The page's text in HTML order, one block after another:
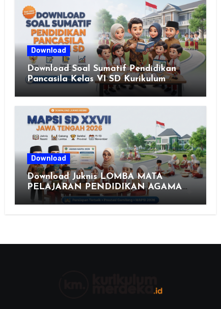
Download
Download Soal Sumatif Pendidikan
Pancasila Kelas VI SD Kurikulum
Merdeka, Solusi Praktis Guru
Download
Download Juknis LOMBA MATA
PELAJARAN PENDIDIKAN AGAMA
ISLAM DAN SENI ISLAMI (MAPSI)